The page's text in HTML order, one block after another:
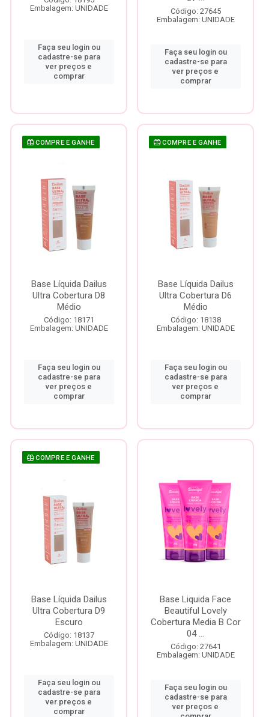
Embalagem: UNIDADE
Faça seu login ou
cadastre-se para
ver preços e
comprar
Código: 27645
Embalagem: UNIDADE
Faça seu login ou
cadastre-se para
ver preços e
comprar
COMPRE E GANHE
Base Líquida Dailus
Ultra Cobertura D8
Médio
Código: 18171
Embalagem: UNIDADE
Faça seu login ou
cadastre-se para
ver preços e
comprar
COMPRE E GANHE
Base Líquida Dailus
Ultra Cobertura D6
Médio
Código: 18138
Embalagem: UNIDADE
Faça seu login ou
cadastre-se para
ver preços e
comprar
COMPRE E GANHE
Base Líquida Dailus
Ultra Cobertura D9
Escuro
Código: 18137
Embalagem: UNIDADE
Faça seu login ou
cadastre-se para
ver preços e
comprar
Base Liquida Face
Beautiful Lovely
Cobertura Media B Cor
04 ...
Código: 27641
Embalagem: UNIDADE
Faça seu login ou
cadastre-se para
ver preços e